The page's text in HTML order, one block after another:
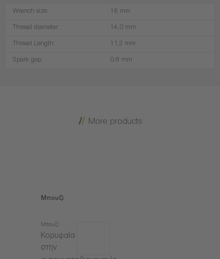
Wrench size: 16 mm
Thread diameter: 14,0 mm
Thread Length: 11,2 mm
Spark gap: 0,8 mm
More products
Μπουζί
Μπουζί
Κορυφαία
στην